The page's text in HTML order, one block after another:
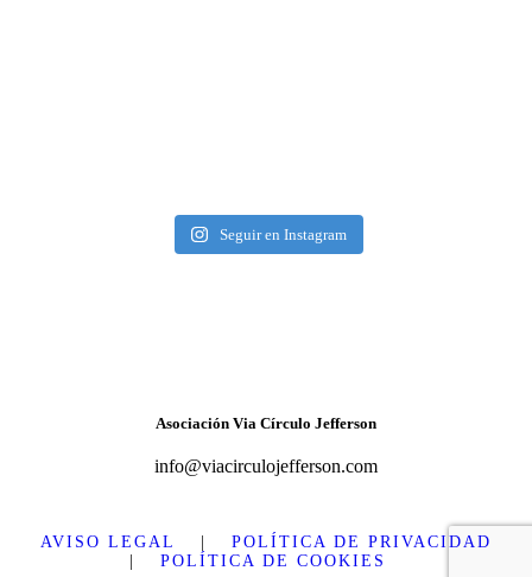
Seguir en Instagram
Asociación Via Círculo Jefferson
info@viacirculojefferson.com
AVISO LEGAL
POLÍTICA DE PRIVACIDAD
POLÍTICA DE COOKIES